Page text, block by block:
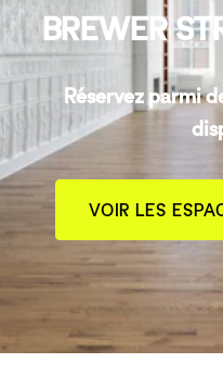
BREWER
Réservez parmi
VOIR LES